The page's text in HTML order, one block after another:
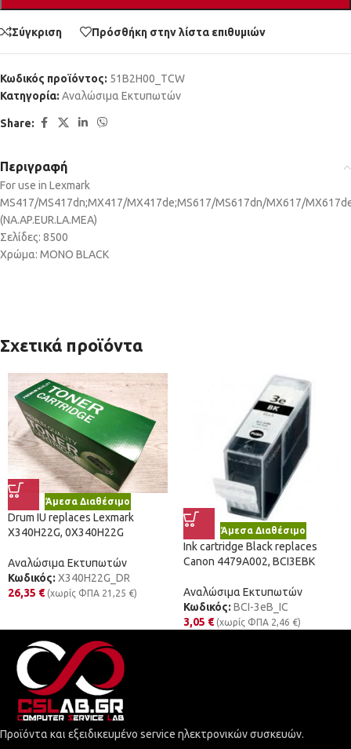
Σύγκριση Πρόσθήκη στην λίστα επιθυμιών
Κωδικός προϊόντος: 51B2H00_TCW
Κατηγορία: Αναλώσιμα Εκτυπωτών
Share:
Περιγραφή
For use in Lexmark
MS417/MS417dn;MX417/MX417de;MS617/MS617dn/MX617/
(NA.AP.EUR.LA.MEA)
Σελίδες: 8500
Χρώμα: MONO BLACK
Σχετικά προϊόντα
Άμεσα Διαθέσιμο
Drum IU replaces Lexmark
X340H22G, 0X340H22G
Αναλώσιμα Εκτυπωτών
Κωδικός: X340H22G_DR
26,35 € (χωρίς ΦΠΑ 21,25 €)
Άμεσα Διαθέσιμο
Ink cartridge Black replaces
Canon 4479A002, BCI3EBK
Αναλώσιμα Εκτυπωτών
Κωδικός: BCI-3eB_IC
3,05 € (χωρίς ΦΠΑ 2,46 €)
Προϊόντα και εξειδικευμένο service ηλεκτρονικών συσκευών.